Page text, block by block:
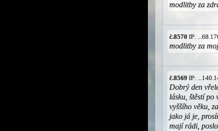
modlitby za
č.8570 IP:
modlitby za
č.8569 IP:
Dobrý den
lásku, štěstí
vyššího věku,
jako já je,
mají rádi,